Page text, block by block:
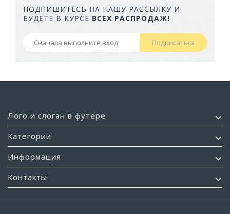
ПОДПИШИТЕСЬ НА НАШУ РАССЫЛКУ И
БУДЕТЕ В КУРСЕ ВСЕХ РАСПРОДАЖ!
Подписаться
Лого и слоган в футере
Категории
Информация
Контакты